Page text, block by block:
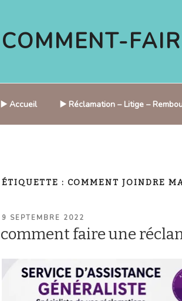
COMMENT-
▶️ Accueil ▶️ Réclamation – Litige –
ÉTIQUETTE : COMMENT JOINDRE
PUBLIÉ
9 SEPTEMBRE 2022
comment faire une